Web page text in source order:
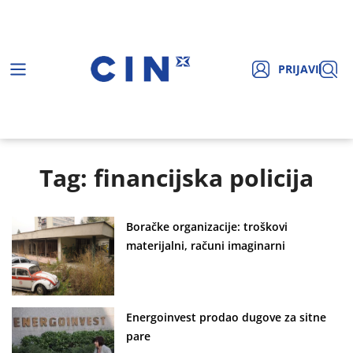
PRIJAVI
Tag: financijska policija
Boračke organizacije: troškovi
materijalni, računi imaginarni
Energoinvest prodao dugove za sitne
pare